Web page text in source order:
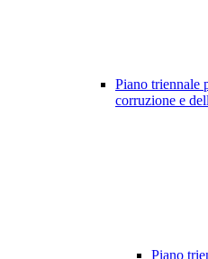
Piano triennale
corruzione e
Piano